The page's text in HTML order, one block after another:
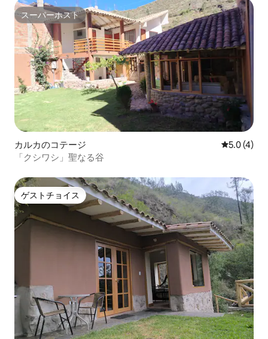
スーパーホスト
スーパーホスト
カルカのコテージ レビュー4
5.0 (4)
「クシワシ」聖なる谷
ゲストチョイス
ゲストチョイス